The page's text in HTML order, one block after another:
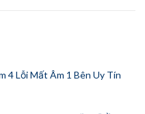
4 Lỗi Mất Âm 1 Bên Uy Tín